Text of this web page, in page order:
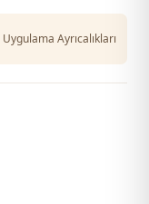
Uygulama Ayrıcalıkları